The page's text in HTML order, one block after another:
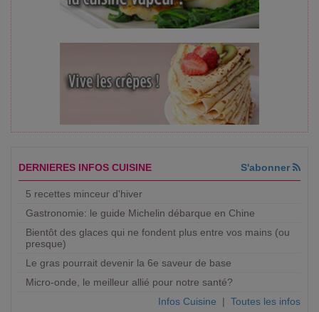
DERNIERES INFOS CUISINE S'abonner
5 recettes minceur d'hiver
Gastronomie: le guide Michelin débarque en Chine
Bientôt des glaces qui ne fondent plus entre vos mains (ou
presque)
Le gras pourrait devenir la 6e saveur de base
Micro-onde, le meilleur allié pour notre santé?
Infos Cuisine | Toutes les infos